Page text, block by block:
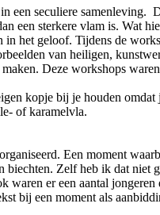
een seculiere
een sterkere vlam is. Wat
het geloof. Tijdens de
van heiligen,
Deze workshops
kopje bij je houden
of karamelvla.
Een moment
Zelf heb ik dat niet
waren er een aantal
bij een moment als